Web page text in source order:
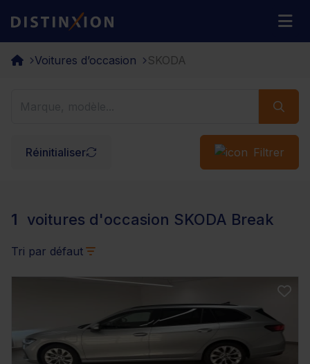
Distinxion
Voitures d’occasion SKODA
Réinitialiser Filtrer
1 voitures d'occasion SKODA Break
Tri par défaut